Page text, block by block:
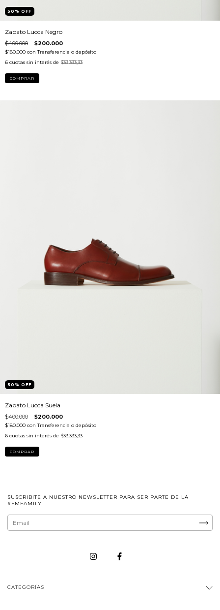
50 % OFF
Zapato Lucca Negro
$400.000 $200.000
$180.000 con Transferencia o depósito
6 cuotas sin interés de $33.333,33
COMPRAR
50 % OFF
Zapato Lucca Suela
$400.000 $200.000
$180.000 con Transferencia o depósito
6 cuotas sin interés de $33.333,33
COMPRAR
SUSCRIBITE A NUESTRO NEWSLETTER PARA SER PARTE DE LA
#FMFAMILY
CATEGORÍAS